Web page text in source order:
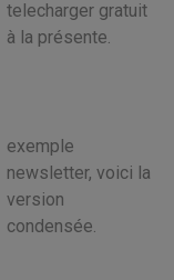
telecharger gratuit
à la présente.
exemple
newsletter, voici la
version
condensée.